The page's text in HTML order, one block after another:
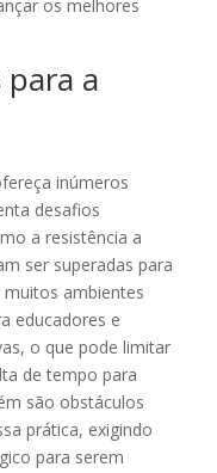
os melhores
para a
inúmeros
desafios
a resistência a
ser superadas para
ambientes
educadores e
o que pode limitar
de tempo para
são obstáculos
prática, exigindo
para serem